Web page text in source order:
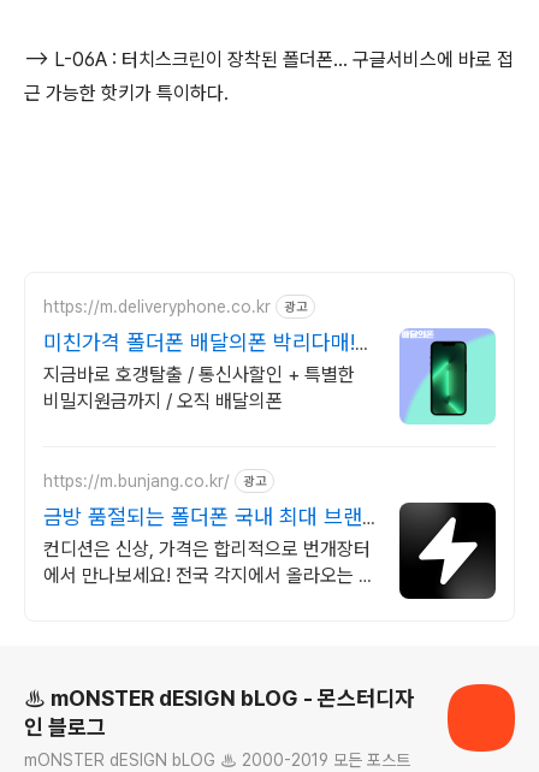
--> L-06A : 터치스크린이 장착된 폴더폰... 구글서비스에 바로 접
근 가능한 핫키가 특이하다.
https://m.deliveryphone.co.kr 광고
미친가격 폴더폰 배달의폰 박리다매!
무조건 더 할인!
지금바로 호갱탈출 / 통신사할인 + 특별한
비밀지원금까지 / 오직 배달의폰
https://m.bunjang.co.kr/ 광고
금방 품절되는 폴더폰 국내 최대 브랜
드 중고거래
컨디션은 신상, 가격은 합리적으로 번개장터
에서 만나보세요! 전국 각지에서 올라오는 전
♨ mONSTER dESIGN bLOG - 몬스터디자
인 블로그
mONSTER dESIGN bLOG ♨ 2000-2019 모든 포스트